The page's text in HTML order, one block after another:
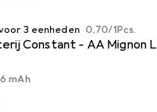
3 eenheden EUR
0,70/1Pcs.
Constant - AA Mignon
mAh